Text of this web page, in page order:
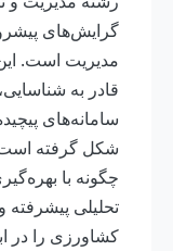
گرایش‌های
مدیریت است.
قادر به
سامانه‌های
شکل گرفته
چگونه با
تحلیلی
کشاورزی را در